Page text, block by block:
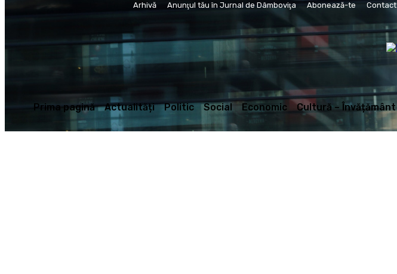
vineri, 7 august, 2026 Arhivă Anunţul tău în Jurnal de Dâmboviţa Abonează-te Contact
Prima pagină Actualități Politic Social Economic Cultură – Învățământ